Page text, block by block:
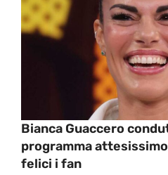
Bianca Guaccero
programma
felici i fan